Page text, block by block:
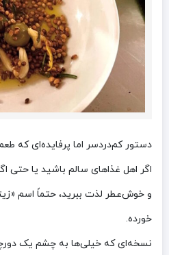
دستور کم‌دردسر اما پرفایده‌ای که
اگر اهل غذاهای سالم باشید یا حتی
و خوش‌عطر لذت ببرید، حتماً اسم
خورده.
نسخه‌ای که خیلی‌ها به چشم یک